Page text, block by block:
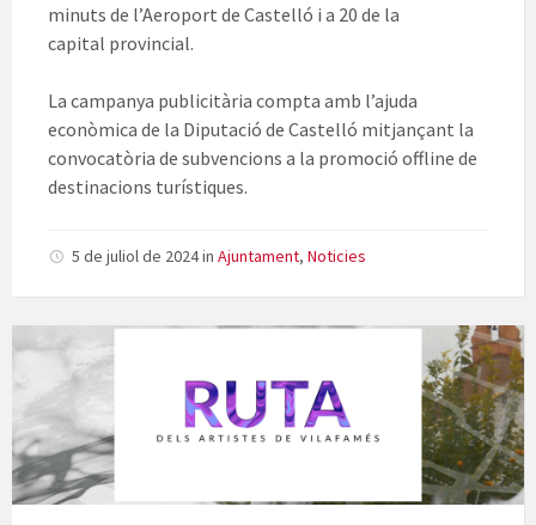
minuts de l’Aeroport de Castelló i a 20 de la
capital provincial.
La campanya publicitària compta amb l’ajuda
econòmica de la Diputació de Castelló mitjançant la
convocatòria de subvencions a la promoció offline de
destinacions turístiques.
5 de juliol de 2024in Ajuntament, Noticies